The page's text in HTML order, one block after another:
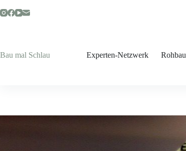
Inhalt
Bau mal Schlau Experten-Netzwerk Rohbau